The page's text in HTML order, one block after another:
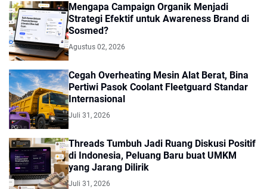
Mengapa Campaign Organik Menjadi
Strategi Efektif untuk Awareness Brand di
Sosmed?
Agustus 02, 2026
Cegah Overheating Mesin Alat Berat, Bina
Pertiwi Pasok Coolant Fleetguard Standar
Internasional
Juli 31, 2026
Threads Tumbuh Jadi Ruang Diskusi Positif
di Indonesia, Peluang Baru buat UMKM
yang Jarang Dilirik
Juli 31, 2026